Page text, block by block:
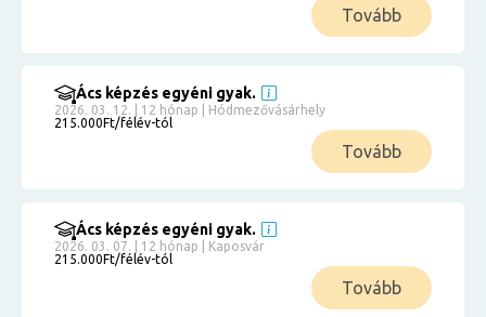
Tovább
Ács képzés egyéni gyak.
2026. 03. 12. | 12 hónap | Hódmezővásárhely
215.000Ft/félév-tól
Tovább
Ács képzés egyéni gyak.
2026. 03. 07. | 12 hónap | Kaposvár
215.000Ft/félév-tól
Tovább